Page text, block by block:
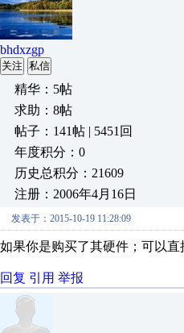
bhdxzgp
关注 私信
精华：5帖
求助：8帖
帖子：141帖 | 5451回
年度积分：0
历史总积分：21609
注册：2006年4月16日
发表于：2015-10-19 11:28:09
如果你是购买了其硬件；可以直
回复 引用 举报